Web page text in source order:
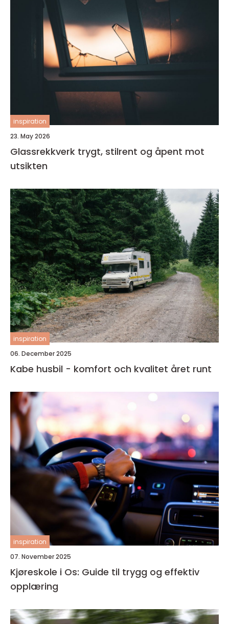
inspiration
23. May 2026
Glassrekkverk trygt, stilrent og åpent mot
utsikten
inspiration
06. December 2025
Kabe husbil - komfort och kvalitet året runt
inspiration
07. November 2025
Kjøreskole i Os: Guide til trygg og effektiv
opplæring